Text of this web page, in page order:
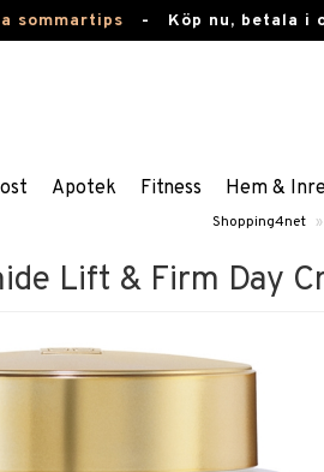
sommartips - Köp nu, betala i
Apotek Fitness Hem &
Shopping4net »
Lift & Firm Day